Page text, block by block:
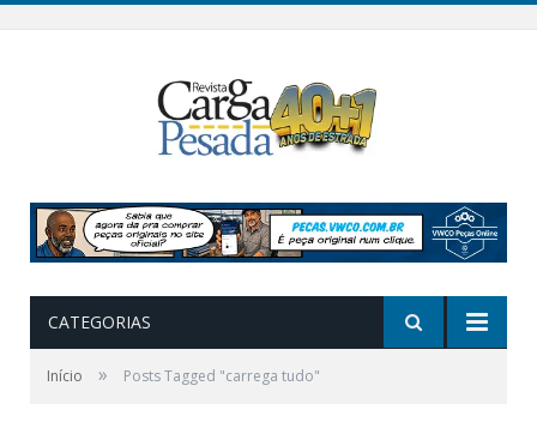
CATEGORIAS
Início » Posts Tagged "carrega tudo"